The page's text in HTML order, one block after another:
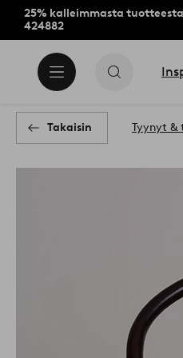
25% kalleimmasta
424882
Takaisin Tyynyt &